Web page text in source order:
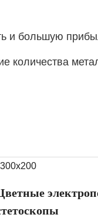
и большую
количества